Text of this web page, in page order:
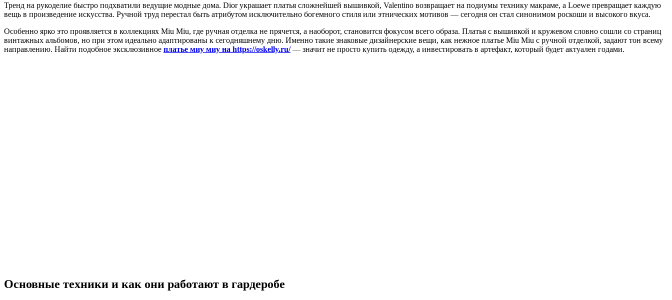
Тренд на рукоделие быстро подхватили ведущие модные дома. Dior украшает платья сложнейшей вышивкой, Valentino возвращает на подиумы технику макраме, а Loewe превращает каждую
вещь в произведение искусства. Ручной труд перестал быть атрибутом исключительно богемного стиля или этнических мотивов — сегодня он стал синонимом роскоши и высокого вкуса.
Особенно ярко это проявляется в коллекциях Miu Miu, где ручная отделка не прячется, а наоборот, становится фокусом всего образа. Платья с вышивкой и кружевом словно сошли со страниц
винтажных альбомов, но при этом идеально адаптированы к сегодняшнему дню. Именно такие знаковые дизайнерские вещи, как нежное платье Miu Miu с ручной отделкой, задают тон всему
направлению. Найти подобное эксклюзивное платье миу миу на https://oskelly.ru/— значит не просто купить одежду, а инвестировать в артефакт, который будет актуален годами.
Основные техники и как они работают в гардеробе